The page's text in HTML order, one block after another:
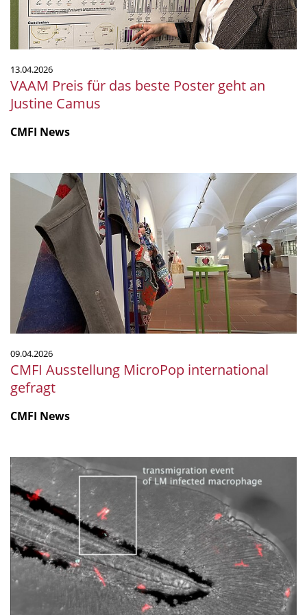
Justine
Camus
13.04.2026
VAAM Preis für das beste Poster geht an
Justine Camus
CMFI News
CMFI
Ausstellung
MicroPop
international
gefragt
09.04.2026
CMFI Ausstellung MicroPop international
gefragt
CMFI News
Listerien-
infizierte
Makrophagen
schwächen
Blutgefäßbarrieren,
um
die
Infektion